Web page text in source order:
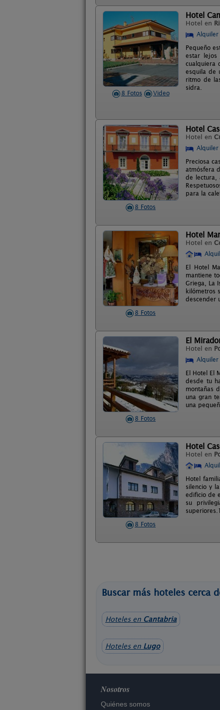
8 Fotos Video
Hotel
Hotel en
Alquiler
Pequeño
estar lejos
cualquiera
esquila de
ritmo de
sidra.
8 Fotos
Hotel
Hotel en
Alquiler
Preciosa
atmósfera
de lectura,
para la
8 Fotos
Hotel
Hotel en
El Hotel
mantiene
Griega, La
kilómetros
descender
8 Fotos
El
Hotel en
Alquiler
El Hotel El
desde tu
montañas
una gran
una
8 Fotos
Hotel
Hotel en
Hotel
silencio y
edificio de
su
Buscar más hoteles cerca
Hoteles en Cantabria
Hoteles en Lugo
Nosotros
Quiénes somos